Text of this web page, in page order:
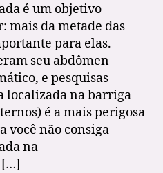
é um objetivo
mais da metade das
para elas.
seu abdômen
e pesquisas
localizada na barriga
é a mais perigosa
você não consiga
na
[…]